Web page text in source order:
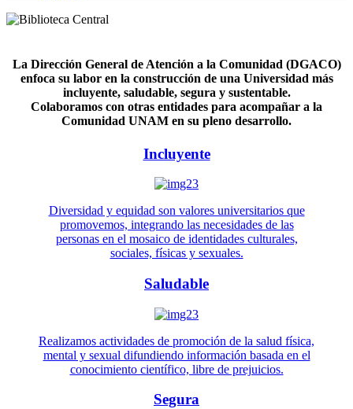
La Dirección General de Atención a la Comunidad (DGACO)
enfoca su labor en la construcción de una Universidad más
incluyente, saludable, segura y sustentable.
Colaboramos con otras entidades para acompañar a la
Comunidad UNAM en su pleno desarrollo.
Incluyente
Diversidad y equidad son valores universitarios que
promovemos, integrando las necesidades de las
personas en el mosaico de identidades culturales,
sociales, físicas y sexuales.
Saludable
Realizamos actividades de promoción de la salud física,
mental y sexual difundiendo información basada en el
conocimiento científico, libre de prejuicios.
Segura